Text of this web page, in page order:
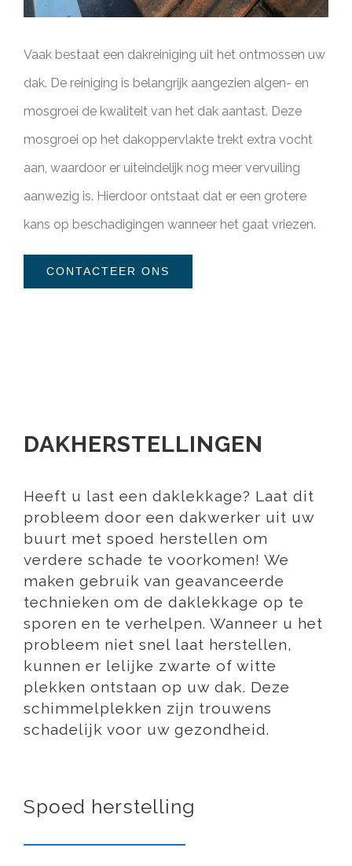
Vaak bestaat een dakreiniging uit het ontmossen uw
dak. De reiniging is belangrijk aangezien algen- en
mosgroei de kwaliteit van het dak aantast. Deze
mosgroei op het dakoppervlakte trekt extra vocht
aan, waardoor er uiteindelijk nog meer vervuiling
aanwezig is. Hierdoor ontstaat dat er een grotere
kans op beschadigingen wanneer het gaat vriezen.
CONTACTEER ONS
DAKHERSTELLINGEN
Heeft u last een daklekkage? Laat dit
probleem door een dakwerker uit uw
buurt met spoed herstellen om
verdere schade te voorkomen! We
maken gebruik van geavanceerde
technieken om de daklekkage op te
sporen en te verhelpen. Wanneer u het
probleem niet snel laat herstellen,
kunnen er lelijke zwarte of witte
plekken ontstaan op uw dak. Deze
schimmelplekken zijn trouwens
schadelijk voor uw gezondheid.
Spoed herstelling